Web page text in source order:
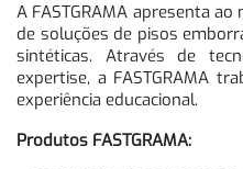
A FASTGRAMA apresenta
de soluções de pisos
sintéticas. Através de
expertise, a FASTGRAMA
experiência educacional.
Produtos FASTGRAMA: